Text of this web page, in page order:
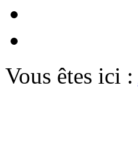
Vous êtes ici :